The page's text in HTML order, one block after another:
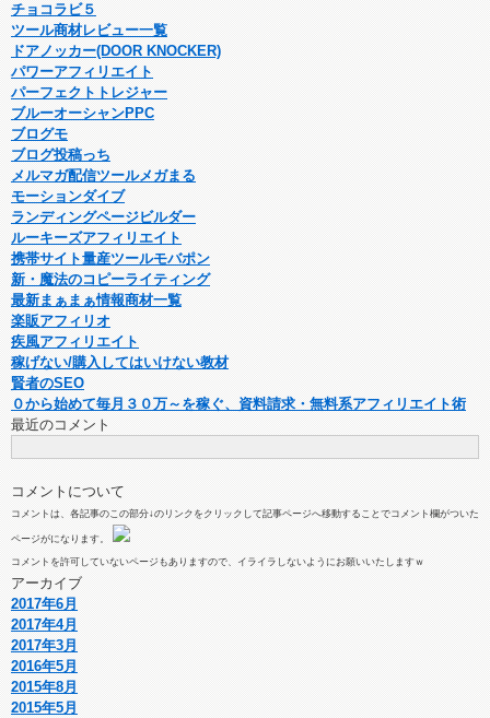
チョコラビ５
ツール商材レビュー一覧
ドアノッカー(DOOR KNOCKER)
パワーアフィリエイト
パーフェクトトレジャー
ブルーオーシャンPPC
ブログモ
ブログ投稿っち
メルマガ配信ツールメガまる
モーションダイブ
ランディングページビルダー
ルーキーズアフィリエイト
携帯サイト量産ツールモバポン
新・魔法のコピーライティング
最新まぁまぁ情報商材一覧
楽販アフィリオ
疾風アフィリエイト
稼げない/購入してはいけない教材
賢者のSEO
０から始めて毎月３０万～を稼ぐ、資料請求・無料系アフィリエイト術
最近のコメント
コメントについて
コメントは、各記事のこの部分↓のリンクをクリックして記事ページへ移動することでコメント欄がついた
ページがになります。
コメントを許可していないページもありますので、イライラしないようにお願いいたしますｗ
アーカイブ
2017年6月
2017年4月
2017年3月
2016年5月
2015年8月
2015年5月